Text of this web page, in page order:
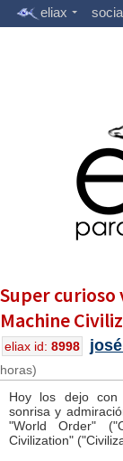
eliax
Super curioso
Machine
eliax id: 8998
horas)
Hoy los dejo con
sonrisa y
"World Order"
Civilization"